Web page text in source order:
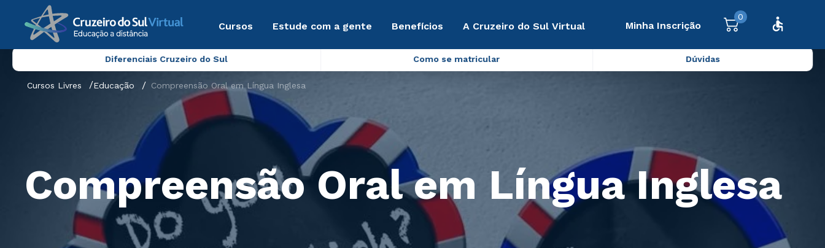
Cursos Estude com a gente Benefícios A Cruzeiro do Sul Virtual Minha Inscrição
0
Diferenciais Cruzeiro do Sul Como se matricular Dúvidas
Cursos Livres Educação Compreensão Oral em Língua Inglesa
Compreensão Oral em Língua Inglesa